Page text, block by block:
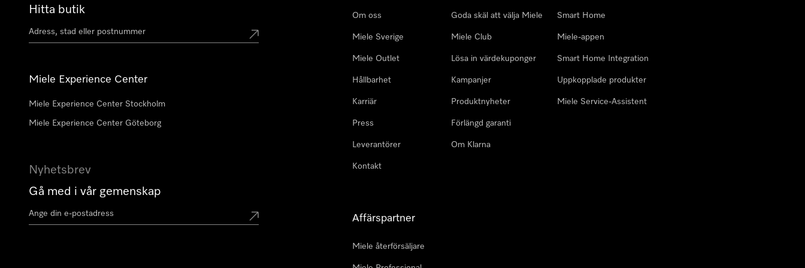
Hitta butik
Miele Experience Center
Miele Experience Center Stockholm
Miele Experience Center Göteborg
Nyhetsbrev
Gå med i vår gemenskap
Om oss
Miele Sverige
Miele Outlet
Hållbarhet
Karriär
Press
Leverantörer
Kontakt
Goda skäl att välja Miele
Miele Club
Lösa in värdekuponger
Kampanjer
Produktnyheter
Förlängd garanti
Om Klarna
Smart Home
Miele-appen
Smart Home Integration
Uppkopplade produkter
Miele Service-Assistent
Affärspartner
Miele återförsäljare